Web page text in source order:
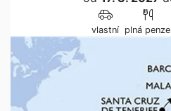
vlastní plná penze